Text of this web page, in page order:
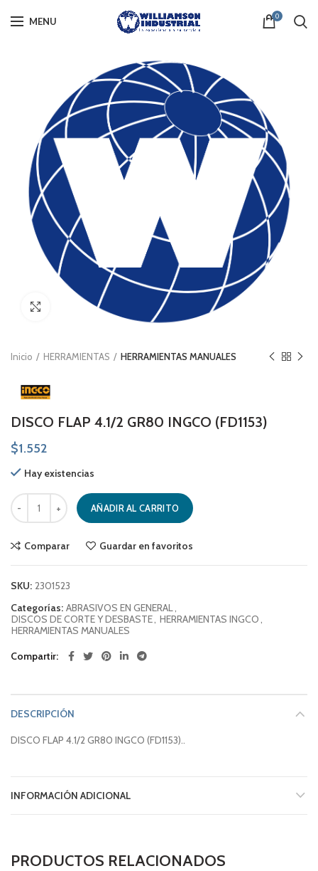
MENU 0
Click to enlarge
Inicio HERRAMIENTAS HERRAMIENTAS MANUALES
DISCO FLAP 4.1/2 GR80 INGCO (FD1153)
$1.552
Hay existencias
DISCO FLAP 4.1/2 GR80 INGCO (FD1153) cantidad
AÑADIR AL CARRITO
Comparar Guardar en favoritos
SKU: 2301523
Categorías: ABRASIVOS EN GENERAL,
DISCOS DE CORTE Y DESBASTE, HERRAMIENTAS INGCO,
HERRAMIENTAS MANUALES
Compartir
DESCRIPCIÓN
DISCO FLAP 4.1/2 GR80 INGCO (FD1153)..
INFORMACIÓN ADICIONAL
PRODUCTOS RELACIONADOS